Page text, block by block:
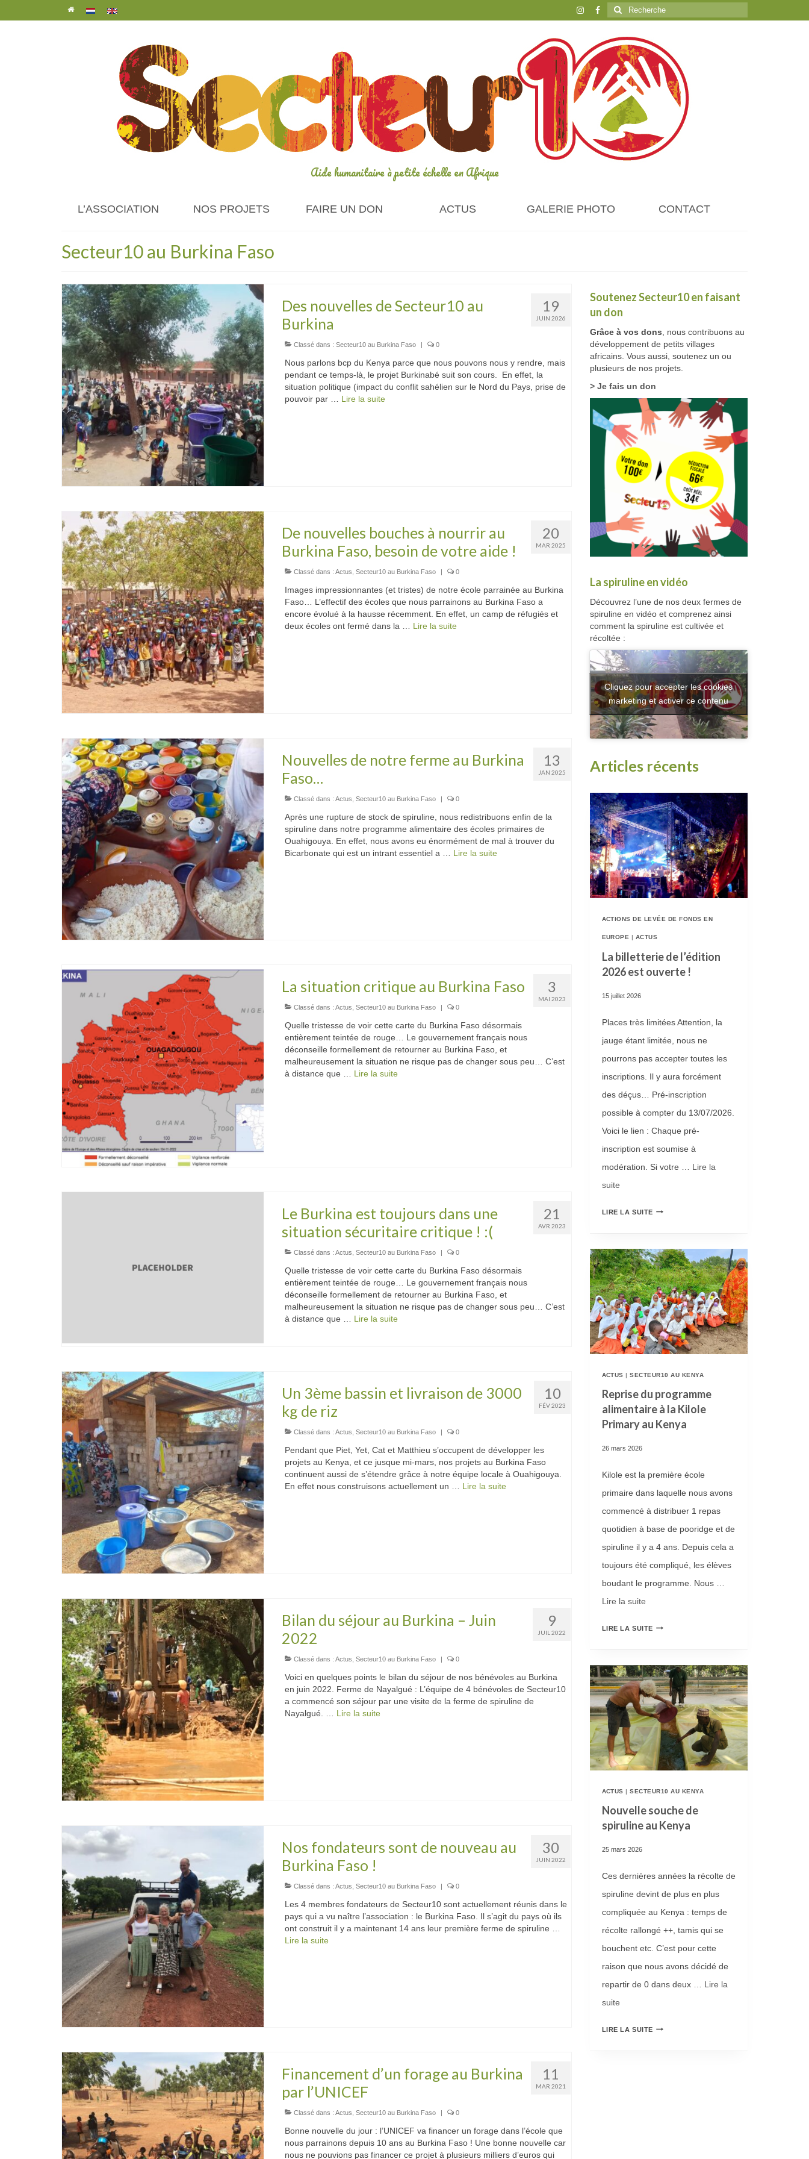
Rechercher
:
Aide humanitaire à petite échelle en Afrique
L’ASSOCIATION NOS PROJETS FAIRE UN DON ACTUS GALERIE PHOTO CONTACT
Secteur10 au Burkina Faso
19
JUIN 2026
Des nouvelles de Secteur10 au
Burkina
Classé dans : Secteur10 au Burkina Faso | 0
Nous parlons bcp du Kenya parce que nous pouvons nous y rendre, mais
pendant ce temps-là, le projet Burkinabé suit son cours. En effet, la
situation politique (impact du conflit sahélien sur le Nord du Pays, prise de
pouvoir par … Lire la suite­­
20
MAR 2025
De nouvelles bouches à nourrir au
Burkina Faso, besoin de votre aide !
Classé dans : Actus Secteur10 au Burkina Faso | 0
Images impressionnantes (et tristes) de notre école parrainée au Burkina
Faso… L’effectif des écoles que nous parrainons au Burkina Faso a
encore évolué à la hausse récemment. En effet, un camp de réfugiés et
deux écoles ont fermé dans la … Lire la suite­­
13
JAN 2025
Nouvelles de notre ferme au Burkina
Faso…
Classé dans : Actus Secteur10 au Burkina Faso | 0
Après une rupture de stock de spiruline, nous redistribuons enfin de la
spiruline dans notre programme alimentaire des écoles primaires de
Ouahigouya. En effet, nous avons eu énormément de mal à trouver du
Bicarbonate qui est un intrant essentiel a … Lire la suite­­
3
MAI 2023
La situation critique au Burkina Faso
Classé dans : Actus Secteur10 au Burkina Faso 0
Quelle tristesse de voir cette carte du Burkina Faso désormais
entièrement teintée de rouge… Le gouvernement français nous
déconseille formellement de retourner au Burkina Faso, et
malheureusement la situation ne risque pas de changer sous peu… C’est
à distance que … Lire la suite­­
21
AVR 2023
Le Burkina est toujours dans une
situation sécuritaire critique ! :(
Classé dans : Actus Secteur10 au Burkina Faso | 0
Quelle tristesse de voir cette carte du Burkina Faso désormais
entièrement teintée de rouge… Le gouvernement français nous
déconseille formellement de retourner au Burkina Faso, et
malheureusement la situation ne risque pas de changer sous peu… C’est
à distance que … Lire la suite­­
10
FÉV 2023
Un 3ème bassin et livraison de 3000
kg de riz
Classé dans : Actus Secteur10 au Burkina Faso | 0
Pendant que Piet, Yet, Cat et Matthieu s’occupent de développer les
projets au Kenya, et ce jusque mi-mars, nos projets au Burkina Faso
continuent aussi de s’étendre grâce à notre équipe locale à Ouahigouya.
En effet nous construisons actuellement un … Lire la suite­­
9
JUIL 2022
Bilan du séjour au Burkina – Juin
2022
Classé dans : Actus Secteur10 au Burkina Faso | 0
Voici en quelques points le bilan du séjour de nos bénévoles au Burkina
en juin 2022. Ferme de Nayalgué : L’équipe de 4 bénévoles de Secteur10
a commencé son séjour par une visite de la ferme de spiruline de
Nayalgué. … Lire la suite­­
30
JUIN 2022
Nos fondateurs sont de nouveau au
Burkina Faso !
Classé dans : Actus Secteur10 au Burkina Faso | 0
Les 4 membres fondateurs de Secteur10 sont actuellement réunis dans le
pays qui a vu naître l’association : le Burkina Faso. Il s’agit du pays où ils
ont construit il y a maintenant 14 ans leur première ferme de spiruline …
Lire la suite­­
11
MAR 2021
Financement d’un forage au Burkina
par l’UNICEF
Classé dans : Actus, Secteur10 au Burkina Faso 0
Bonne nouvelle du jour : l’UNICEF va financer un forage dans l’école que
nous parrainons depuis 10 ans au Burkina Faso ! Une bonne nouvelle car
nous ne pouvions pas financer ce projet à plusieurs milliers d’euros qui
Soutenez Secteur10 en faisant
un don
Grâce à vos dons , nous contribuons au
développement de petits villages
africains. Vous aussi, soutenez un ou
plusieurs de nos projets.
> Je fais un don
La spiruline en vidéo
Découvrez l’une de nos deux fermes de
spiruline en vidéo et comprenez ainsi
comment la spiruline est cultivée et
récoltée :
Cliquez pour accepter les cookies
marketing et activer ce contenu
Articles récents
ACTIONS DE LEVÉE DE FONDS EN
EUROPE ACTUS
La billetterie de l’édition
2026 est ouverte !
15 juillet 2026
Places très limitées Attention, la
jauge étant limitée, nous ne
pourrons pas accepter toutes les
inscriptions. Il y aura forcément
des déçus… Pré-inscription
possible à compter du 13/07/2026.
Voici le lien : Chaque pré-
inscription est soumise à
modération. Si votre … Lire la
suite­­
LIRE LA SUITEL
I
L
L
E
T
T
E
R
I
E
N
2
6
E
O
U
V
E
E
!
ACTUS |SECTEUR10 AU KENYA
Reprise du programme
alimentaire à la Kilole
Primary au Kenya
26 mars 2026
Kilole est la première école
primaire dans laquelle nous avons
commencé à distribuer 1 repas
quotidien à base de pooridge et de
spiruline il y a 4 ans. Depuis cela a
toujours été compliqué, les élèves
boudant le programme. Nous …
Lire la suite­­
LIRE LA SUITER
R
I
S
U
P
R
O
A
M
M
E
A
L
I
ACTUS |SECTEUR10 AU KENYA
Nouvelle souche de
spiruline au Kenya
25 mars 2026
Ces dernières années la récolte de
spiruline devint de plus en plus
compliquée au Kenya : temps de
récolte rallongé ++, tamis qui se
bouchent etc. C’est pour cette
raison que nous avons décidé de
repartir de 0 dans deux … Lire la
suite­­
LIRE LA SUITEN